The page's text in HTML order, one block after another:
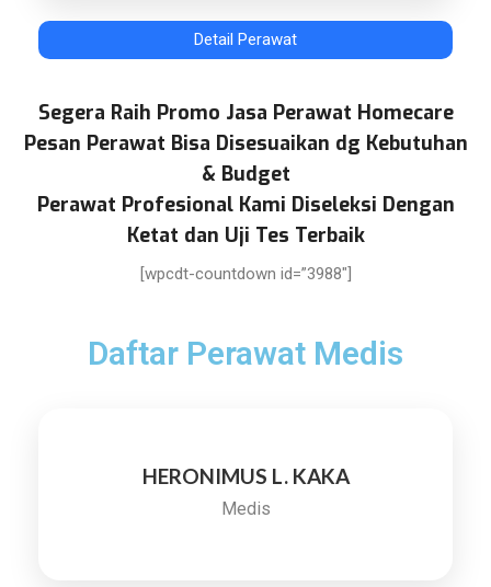
Detail Perawat
Segera Raih Promo Jasa Perawat Homecare
Pesan Perawat Bisa Disesuaikan dg Kebutuhan
& Budget
Perawat Profesional Kami Diseleksi Dengan
Ketat dan Uji Tes Terbaik
[wpcdt-countdown id=”3988″]
Daftar Perawat Medis
HERONIMUS L. KAKA
Medis